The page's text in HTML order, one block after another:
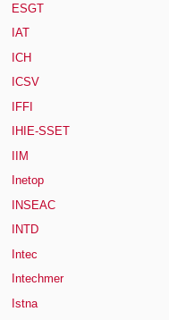
ESGT
IAT
ICH
ICSV
IFFI
IHIE-SSET
IIM
Inetop
INSEAC
INTD
Intec
Intechmer
Istna